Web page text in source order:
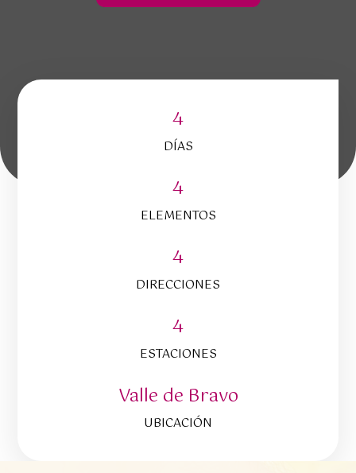
4
DÍAS
4
ELEMENTOS
4
DIRECCIONES
4
ESTACIONES
Valle de Bravo
UBICACIÓN